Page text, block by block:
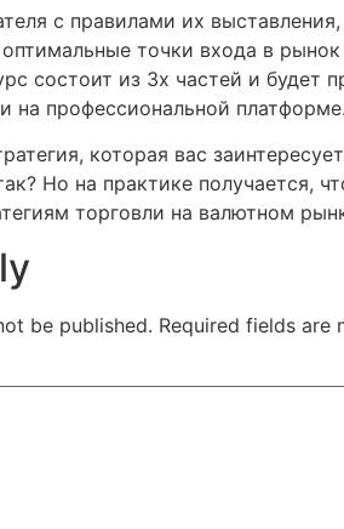
с правилами их
оптимальные точки входа в
состоит из 3х частей и будет
на профессиональной платформе.
которая вас
Но на практике получается,
торговли на валютном
be published. Required fields are